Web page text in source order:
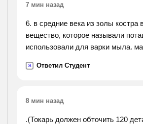
7 мин назад
6. в средние века из золы костра
вещество, которое называли
использовали для варки мыла.
углерод – 8,7%, кислород – 34,7%.
S Ответил Студент
8 мин назад
.(Токарь должен обточить 120